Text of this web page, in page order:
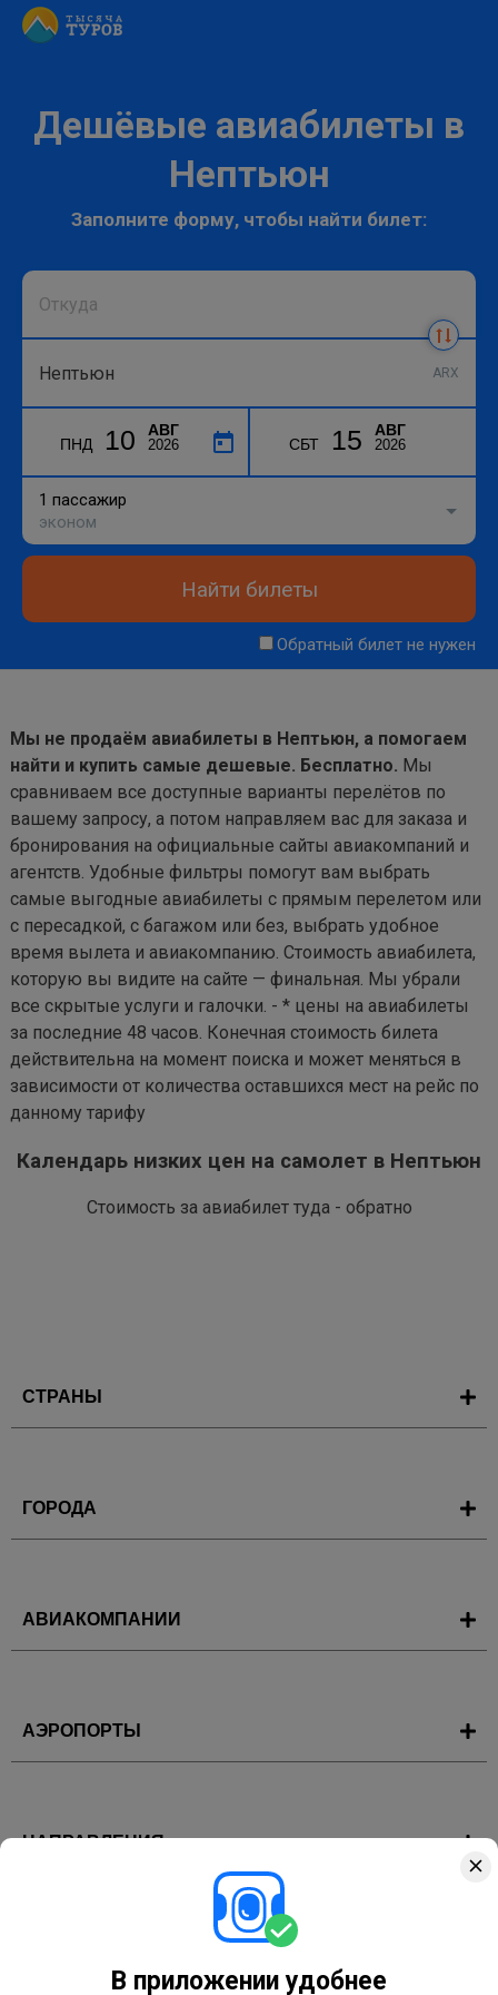
Дешёвые авиабилеты в
Нептьюн
Заполните форму, чтобы найти билет:
ARX
ПНД 10 АВГ
2026 СБТ 15 АВГ
2026
1 пассажир
эконом
Найти билеты
Обратный билет не нужен
В приложении удобнее
Мы не продаём авиабилеты в Нептьюн, а помогаем
найти и купить самые дешевые. Бесплатно. Мы
сравниваем все доступные варианты перелётов по
вашему запросу, а потом направляем вас для заказа и
бронирования на официальные сайты авиакомпаний и
агентств. Удобные фильтры помогут вам выбрать
самые выгодные авиабилеты с прямым перелетом или
с пересадкой, с багажом или без, выбрать удобное
время вылета и авиакомпанию. Стоимость авиабилета,
которую вы видите на сайте — финальная. Мы убрали
все скрытые услуги и галочки. - * цены на авиабилеты
за последние 48 часов. Конечная стоимость билета
действительна на момент поиска и может меняться в
зависимости от количества оставшихся мест на рейс по
данному тарифу
Календарь низких цен на самолет в Нептьюн
Стоимость за авиабилет туда - обратно
СТРАНЫ
ГОРОДА
АВИАКОМПАНИИ
АЭРОПОРТЫ
НАПРАВЛЕНИЯ